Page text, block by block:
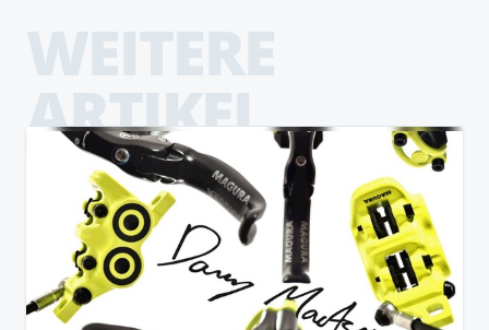
ARTIKEL